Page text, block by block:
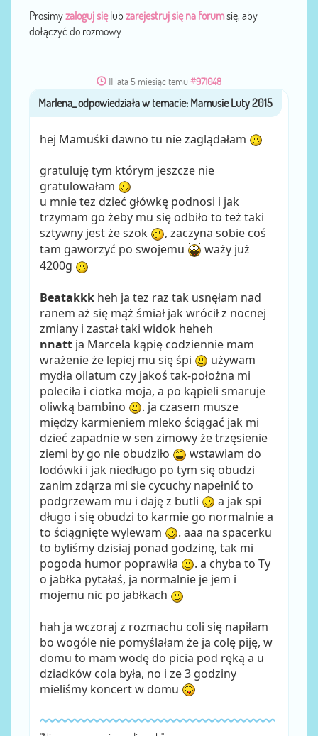
Prosimyzaloguj sięlub zarejestruj się na forumsię, aby
dołączyć do rozmowy.
11 lata 5 miesiąc temu #971048
przezMarlena_
hej Mamuśki dawno tu nie zaglądałam
gratuluję tym którym jeszcze nie
gratulowałam
u mnie tez dzieć główkę podnosi i jak
trzymam go żeby mu się odbiło to też taki
sztywny jest że szok
, zaczyna sobie coś
tam gaworzyć po swojemu
waży już
4200g
Beatakkk heh ja tez raz tak usnęłam nad
ranem aż się mąż śmiał jak wrócił z nocnej
zmiany i zastał taki widok heheh
nnatt ja Marcela kąpię codziennie mam
wrażenie że lepiej mu się śpi
używam
mydła oilatum czy jakoś tak-położna mi
poleciła i ciotka moja, a po kąpieli smaruje
oliwką bambino
. ja czasem musze
między karmieniem mleko ściągać jak mi
dzieć zapadnie w sen zimowy że trzęsienie
ziemi by go nie obudziło
wstawiam do
lodówki i jak niedługo po tym się obudzi
zanim zdąrza mi sie cycuchy napełnić to
podgrzewam mu i daję z butli
a jak spi
długo i się obudzi to karmie go normalnie a
to ściągnięte wylewam
. aaa na spacerku
to byliśmy dzisiaj ponad godzinę, tak mi
pogoda humor poprawiła
. a chyba to Ty
o jabłka pytałaś, ja normalnie je jem i
mojemu nic po jabłkach
hah ja wczoraj z rozmachu coli się napiłam
bo wogóle nie pomyślałam że ja colę piję, w
domu to mam wodę do picia pod ręką a u
dziadków cola była, no i ze 3 godziny
mieliśmy koncert w domu